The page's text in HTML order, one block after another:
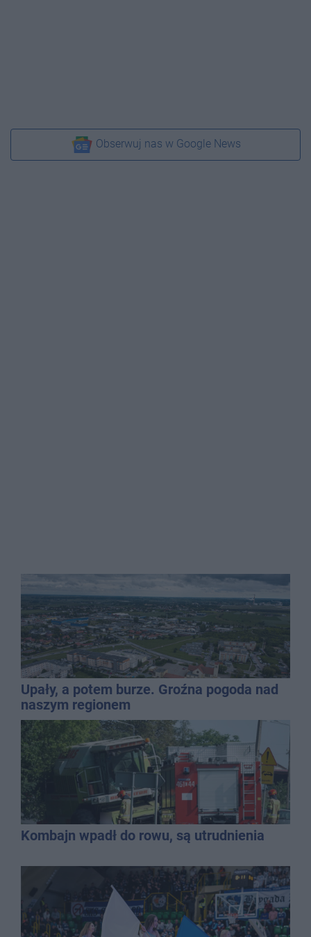
Obserwuj nas w Google News
Upały, a potem burze. Groźna pogoda nad
naszym regionem
Kombajn wpadł do rowu, są utrudnienia